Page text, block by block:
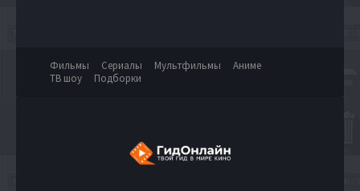
Фильмы Сериалы Мультфильмы
Аниме
ТВ шоу
Подборки